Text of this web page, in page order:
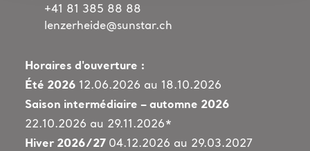
+41 81 385 88 88
lenzerheide@sunstar.ch
Horaires d'ouverture :
Été 2026 12.06.2026 au 18.10.2026
Saison intermédiaire – automne 2026
22.10.2026 au 29.11.2026*
Hiver 2026/27 04.12.2026 au 29.03.2027